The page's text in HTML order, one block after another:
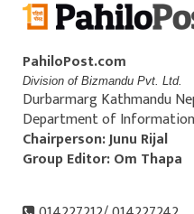
PahiloPost.com
Division of Bizmandu Pvt. Ltd.
Durbarmarg Kathmandu
Department of
Chairperson: Junu Rijal
Group Editor: Om Thapa